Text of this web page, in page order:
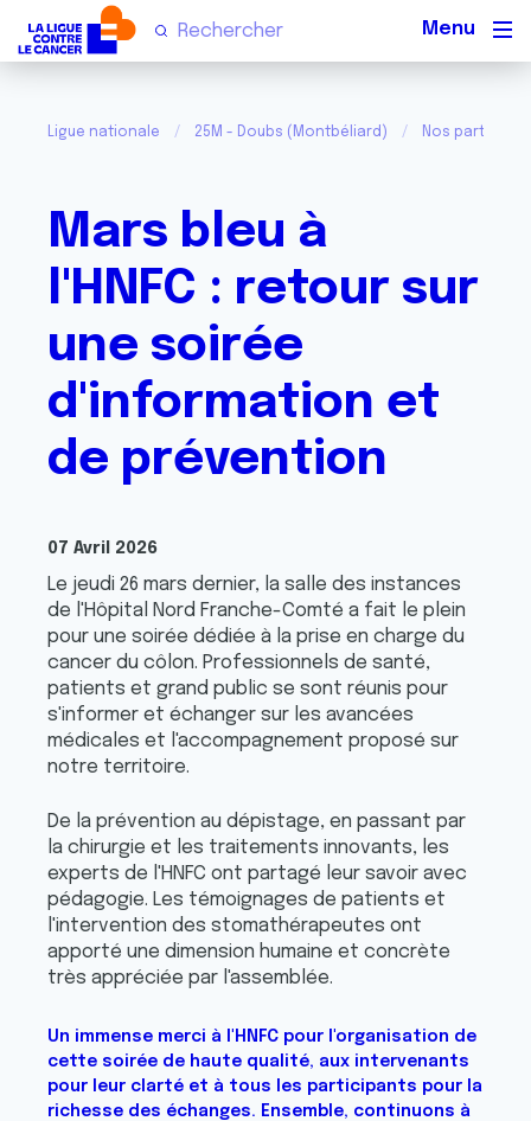
Ligue nationale 25M - Doubs (Montbéliard) Nos
Mars bleu à
l'HNFC : retour sur
une soirée
d'information et
de prévention
07 Avril 2026
Le jeudi 26 mars dernier, la salle des instances
de l'Hôpital Nord Franche-Comté a fait le plein
pour une soirée dédiée à la prise en charge du
cancer du côlon. Professionnels de santé,
patients et grand public se sont réunis pour
s'informer et échanger sur les avancées
médicales et l'accompagnement proposé sur
notre territoire.
De la prévention au dépistage, en passant par
la chirurgie et les traitements innovants, les
experts de l'HNFC ont partagé leur savoir avec
pédagogie. Les témoignages de patients et
l'intervention des stomathérapeutes ont
apporté une dimension humaine et concrète
très appréciée par l'assemblée.
Un immense merci à l'HNFC pour l'organisation de
cette soirée de haute qualité, aux intervenants
pour leur clarté et à tous les participants pour la
richesse des échanges. Ensemble, continuons à